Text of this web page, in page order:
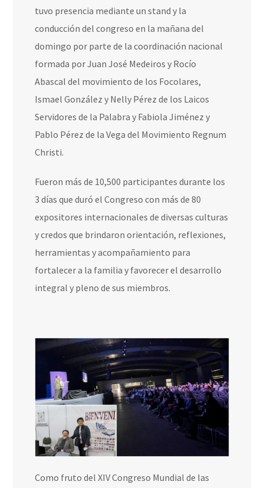
tuvo presencia mediante un stand y la
conducción del congreso en la mañana del
domingo por parte de la coordinación nacional
formada por Juan José Medeiros y Rocío
Abascal del movimiento de los Focolares,
Ismael González y Nelly Pérez de los Laicos
Servidores de la Palabra y Fabiola Jiménez y
Pablo Pérez de la Vega del Movimiento Regnum
Christi.
Fueron más de 10,500 participantes durante los
3 días que duró el Congreso con más de 80
expositores internacionales de diversas culturas
y credos que brindaron orientación, reflexiones,
herramientas y acompañamiento para
fortalecer a la familia y favorecer el desarrollo
integral y pleno de sus miembros.
Como fruto del XIV Congreso Mundial de las